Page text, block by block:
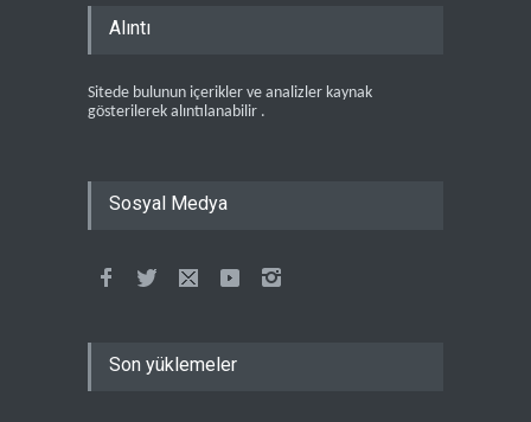
Alıntı
Sitede bulunun içerikler ve analizler kaynak
gösterilerek alıntılanabilir .
Sosyal Medya
Son yüklemeler